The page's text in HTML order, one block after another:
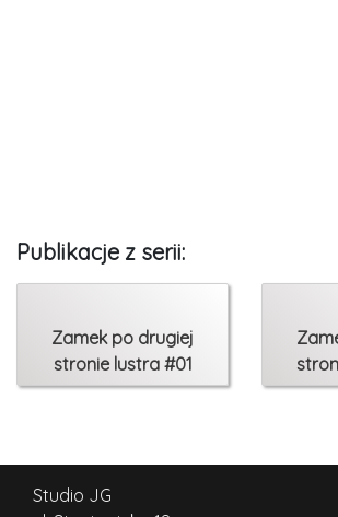
Publikacje z serii:
Zamek po drugiej
stronie lustra #01
Studio JG